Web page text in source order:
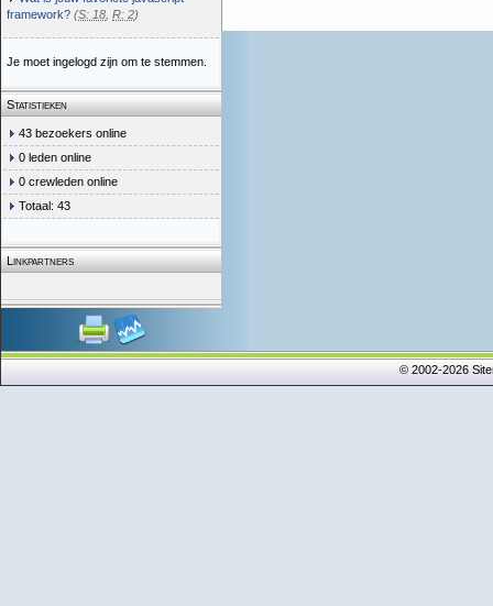
framework? (S: 18 R: 2)
Je moet ingelogd zijn om te stemmen.
Statistieken
43 bezoekers online
0 leden online
0 crewleden online
Totaal: 43
Linkpartners
© 2002-2026